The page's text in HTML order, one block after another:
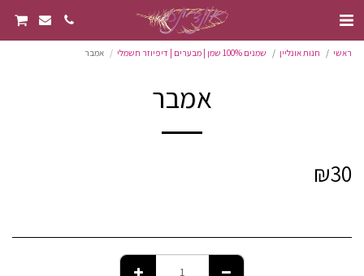
ראשי חנות אונליין שמנים 100% שמן | מבערים | דיפיוזר חשמלי אמבר
אמבר
₪30